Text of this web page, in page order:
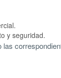
y seguridad.